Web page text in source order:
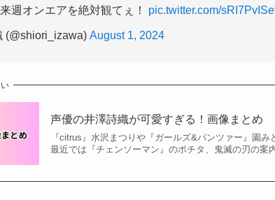
週オンエアを絶対観てぇ！ pic.twitter.com/
(@shiori_izawa) August 1, 2024
声優の井澤詩織が可愛すぎる！画像まとめ
『citrus』水沢まつりや『ガールズ&パンツァー』園
最近では『チェンソーマン』のポチタ、鬼滅の刃の案